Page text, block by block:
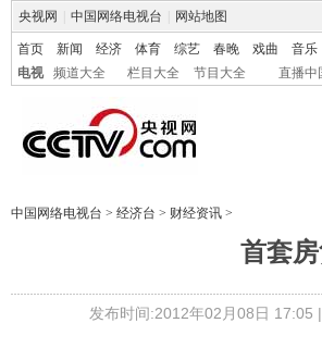
央视网 中国网络电视台 网站地图
首页 新闻 经济 体育 综艺 春晚 戏曲 音乐
电视
频道大全 栏目大全 节目大全 直播中
中国网络电视台 > 经济台 > 财经资讯 >
首套
发布时间:2012年02月08日 17:05 |